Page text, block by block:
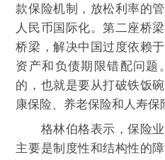
款保险机制，放松利率的
人民币国际化。第二座桥
桥梁，解决中国过度依赖
资产和负债期限错配问题
的，也就是要从打破铁饭
康保险、养老保险和人寿保
格林伯格表示，保险业
主要是制度性和结构性的